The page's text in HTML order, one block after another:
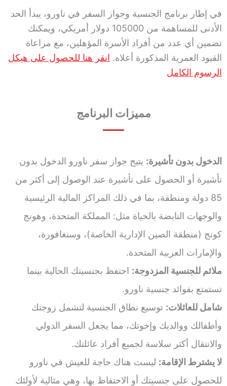
في إطار برنامج الجنسية وجواز السفر في ناورو، يبدأ الحد
الأدنى للمساهمة من 105000 دولار أمريكي، ويمكنك
تضمين أي عدد من أفراد الأسرة المؤهلين، مع مراعاة
القيود العمرية المذكورة أعلاه. انقر هنا للحصول على هيكل
الرسوم الكامل
مميزات البرنامج
الدخول بدون تأشيرة: يتيح جواز سفر ناورو الدخول بدون
تأشيرة أو الحصول على تأشيرة عند الوصول إلى أكثر من
85 دولة ومنطقة، بما في ذلك المراكز المالية الرئيسية
والوجهات النابضة بالحياة مثل: المملكة المتحدة، وهونج
كونج (منطقة الصين الإدارية الخاصة)، وسنغافورة،
والإمارات العربية المتحدة.
ملائم للجنسية المزدوجة: احتفظ بجنسيتك الحالية بينما
تستمتع بفوائد جنسية ناورو.
شامل للعائلات: توسيع نطاق الجنسية لتشمل زوجتك
وأطفالك ووالديك وإخوتك، مما يجعل السفر الدولي
والانتقال أكثر سلاسة لجميع أفراد عائلتك.
لا يشترط الإقامة: ليست هناك حاجة للعيش في ناورو
للحصول على جنسيتك أو الاحتفاظ بها، وهي مثالية لأولئك